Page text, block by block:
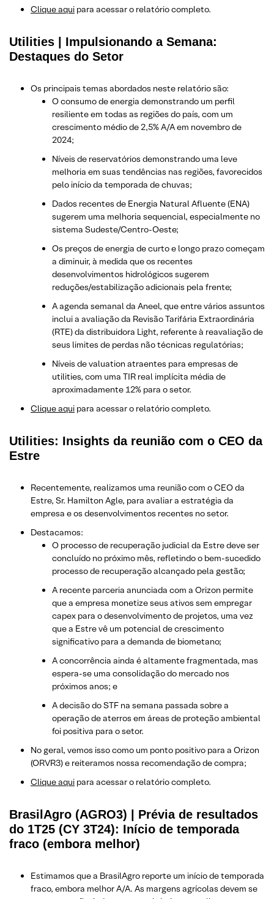
Clique aqui para acessar o relatório completo.
Utilities | Impulsionando a Semana:
Destaques do Setor
Os principais temas abordados neste relatório são:
O consumo de energia demonstrando um perfil
resiliente em todas as regiões do país, com um
crescimento médio de 2,5% A/A em novembro de
2024;
Níveis de reservatórios demonstrando uma leve
melhoria em suas tendências nas regiões, favorecidos
pelo início da temporada de chuvas;
Dados recentes de Energia Natural Afluente (ENA)
sugerem uma melhoria sequencial, especialmente no
sistema Sudeste/Centro-Oeste;
Os preços de energia de curto e longo prazo começam
a diminuir, à medida que os recentes
desenvolvimentos hidrológicos sugerem
reduções/estabilização adicionais pela frente;
A agenda semanal da Aneel, que entre vários assuntos
inclui a avaliação da Revisão Tarifária Extraordinária
(RTE) da distribuidora Light, referente à reavaliação de
seus limites de perdas não técnicas regulatórias;
Níveis de valuation atraentes para empresas de
utilities, com uma TIR real implícita média de
aproximadamente 12% para o setor.
​Clique aqui para acessar o relatório completo.
Utilities: Insights da reunião com o CEO da
Estre
Recentemente, realizamos uma reunião com o CEO da
Estre, Sr. Hamilton Agle, para avaliar a estratégia da
empresa e os desenvolvimentos recentes no setor.
Destacamos:
O processo de recuperação judicial da Estre deve ser
concluído no próximo mês, refletindo o bem-sucedido
processo de recuperação alcançado pela gestão;
A recente parceria anunciada com a Orizon permite
que a empresa monetize seus ativos sem empregar
capex para o desenvolvimento de projetos, uma vez
que a Estre vê um potencial de crescimento
significativo para a demanda de biometano;
A concorrência ainda é altamente fragmentada, mas
espera-se uma consolidação do mercado nos
próximos anos; e
A decisão do STF na semana passada sobre a
operação de aterros em áreas de proteção ambiental
foi positiva para o setor.
No geral, vemos isso como um ponto positivo para a Orizon
(ORVR3) e reiteramos nossa recomendação de compra;
​Clique aqui para acessar o relatório completo.
BrasilAgro (AGRO3) | Prévia de resultados
do 1T25 (CY 3T24): Início de temporada
fraco (embora melhor)
Estimamos que a BrasilAgro reporte um início de temporada
fraco, embora melhor A/A. As margens agrícolas devem se